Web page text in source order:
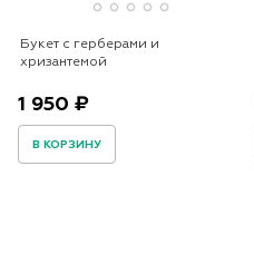
Букет с герберами и
хризантемой
1 950 ₽
В КОРЗИНУ